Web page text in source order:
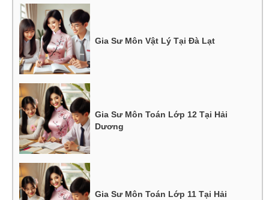
Gia Sư Môn Vật Lý Tại Đà Lạt
Gia Sư Môn Toán Lớp 12 Tại Hải
Dương
Gia Sư Môn Toán Lớp 11 Tại Hải